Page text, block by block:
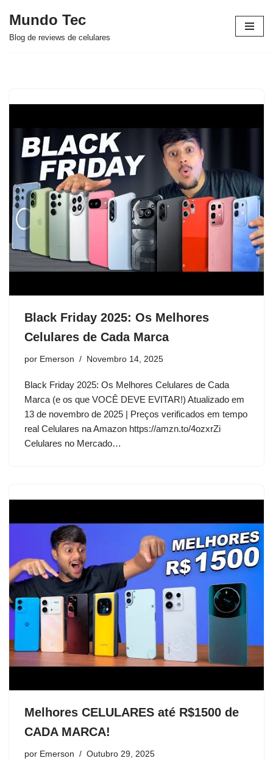
Avançar
Mundo Tec
Blog de reviews de celulares
Black Friday 2025: Os Melhores
Celulares de Cada Marca
por Emerson Novembro 14, 2025
Black Friday 2025: Os Melhores Celulares de Cada
Marca (e os que VOCÊ DEVE EVITAR!) Atualizado em
13 de novembro de 2025 | Preços verificados em tempo
real Celulares na Amazon https://amzn.to/4ozxrZi
Celulares no Mercado…
Melhores CELULARES até R$1500 de
CADA MARCA!
por Emerson Outubro 29, 2025